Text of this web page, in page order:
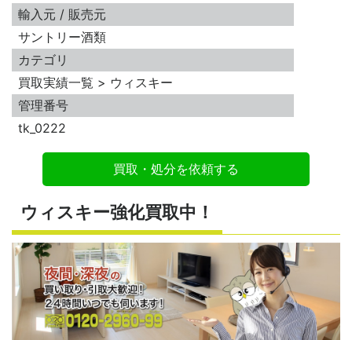
輸入元 / 販売元
サントリー酒類
カテゴリ
買取実績一覧 > ウィスキー
管理番号
tk_0222
買取・処分を依頼する
ウィスキー強化買取中！